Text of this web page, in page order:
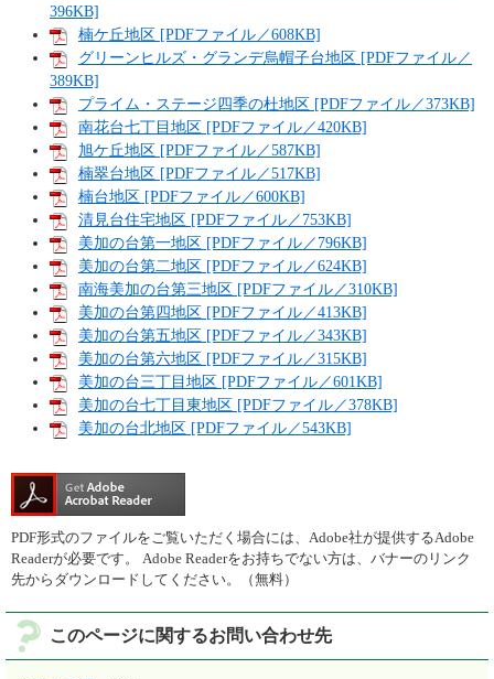
396KB]
楠ケ丘地区 [PDFファイル／608KB]
グリーンヒルズ・グランデ烏帽子台地区 [PDFファイル／
389KB]
プライム・ステージ四季の杜地区 [PDFファイル／373KB]
南花台七丁目地区 [PDFファイル／420KB]
旭ケ丘地区 [PDFファイル／587KB]
楠翠台地区 [PDFファイル／517KB]
楠台地区 [PDFファイル／600KB]
清見台住宅地区 [PDFファイル／753KB]
美加の台第一地区 [PDFファイル／796KB]
美加の台第二地区 [PDFファイル／624KB]
南海美加の台第三地区 [PDFファイル／310KB]
美加の台第四地区 [PDFファイル／413KB]
美加の台第五地区 [PDFファイル／343KB]
美加の台第六地区 [PDFファイル／315KB]
美加の台三丁目地区 [PDFファイル／601KB]
美加の台七丁目東地区 [PDFファイル／378KB]
美加の台北地区 [PDFファイル／543KB]
PDF形式のファイルをご覧いただく場合には、Adobe社が提供するAdobe
Readerが必要です。
Adobe Readerをお持ちでない方は、バナーのリンク
先からダウンロードしてください。（無料）
このページに関するお問い合わせ先